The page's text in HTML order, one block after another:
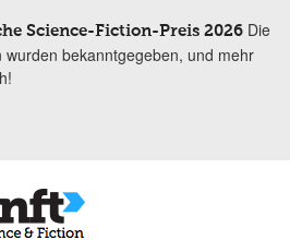
Science-Fiction-Preis 2026 Die
wurden bekanntgegeben, und mehr